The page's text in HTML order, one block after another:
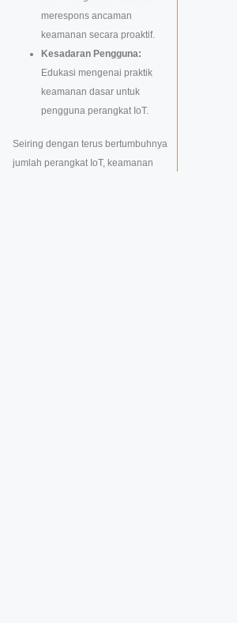
merespons ancaman
keamanan secara proaktif.
Kesadaran Pengguna:
Edukasi mengenai praktik
keamanan dasar untuk
pengguna perangkat IoT.
Seiring dengan terus bertumbuhnya
jumlah perangkat IoT, keamanan